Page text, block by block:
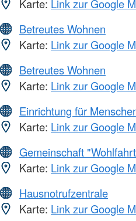
Karte: Link zur Google
Betreutes Wohnen
Karte: Link zur Google
Betreutes Wohnen
Karte: Link zur Google
Einrichtung für
Karte: Link zur Google
Gemeinschaft
Karte: Link zur Google
Hausnotrufzentrale
Karte: Link zur Google